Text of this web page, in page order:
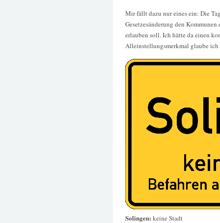
Mir fällt dazu nur eines ein: Die
Gesetzesänderung den
erlauben soll. Ich hätte da einen
Alleinstellungsmerkmal glaube
Solingen: keine Stadt